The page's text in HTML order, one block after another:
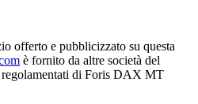
offerto e pubblicizzato su questa
è fornito da altre società del
regolamentati di Foris DAX MT